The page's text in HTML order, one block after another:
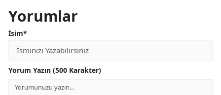
Yorumlar
İsim*
Yorum Yazın (500 Karakter)